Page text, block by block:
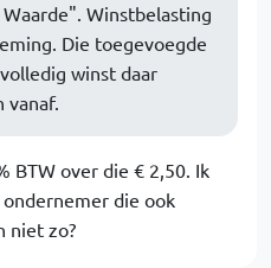
Winstbelasting
Die toegevoegde
winst daar
vanaf.
BTW over die € 2,50. Ik
die ook
niet zo?